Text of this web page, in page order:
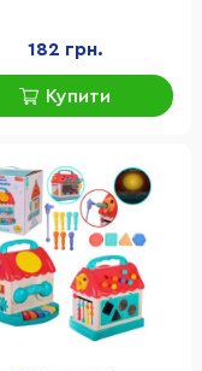
182 грн.
Купити